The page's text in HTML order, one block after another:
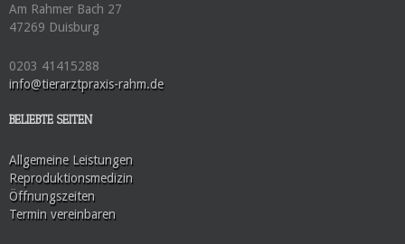
Am Rahmer Bach 27
47269 Duisburg
0203 41415288
info@tierarztpraxis-rahm.de
BELIEBTE SEITEN
Allgemeine Leistungen
Reproduktionsmedizin
Öffnungszeiten
Termin vereinbaren